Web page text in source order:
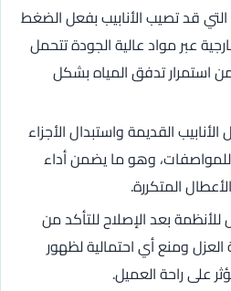
التي قد تصيب الأنابيب بفعل الضغط
عبر مواد عالية الجودة تتحمل
استمرار تدفق المياه بشكل
القديمة واستبدال الأجزاء
للمواصفات، وهو ما يضمن أداء
المتكررة.
بعد الإصلاح للتأكد من
ومنع أي احتمالية لظهور
على راحة العميل.